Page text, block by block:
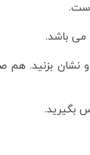
باشد.
دو نشان بزنید.
بگیرید.